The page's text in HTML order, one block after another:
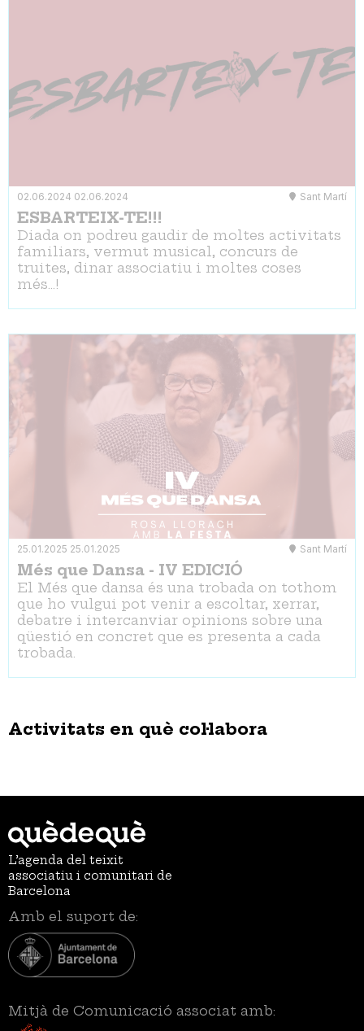
02.06.2024 02.06.2024 Sant Martí
ESBARTEIX-TE!!!
Diada on podreu gaudir de moltes activitats
familiars, vermut musical, concurs de
truites, dinar associatiu i moltes coses
més...!
25.01.2025 25.01.2025 Sant Martí
Més que Dansa - IV EDICIÓ
El Més que dansa és una trobada on tothom
que ho vulgui pot venir a escoltar, xerrar,
debatre i intercanviar opinions sobre una
qüestió en concret que es presenta a cada
trobada.
Activitats en què col·labora
L’agenda del teixit
associatiu i comunitari de
Barcelona
Amb el suport de:
Mitjà de Comunicació associat amb: